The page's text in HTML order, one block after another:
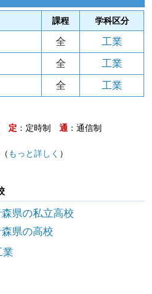
課程 学科区分
全
工業
全
工業
全 工業
定 ：定時制 通 ：通信制
もっと詳しく ）
県の私立高校
県の高校
業